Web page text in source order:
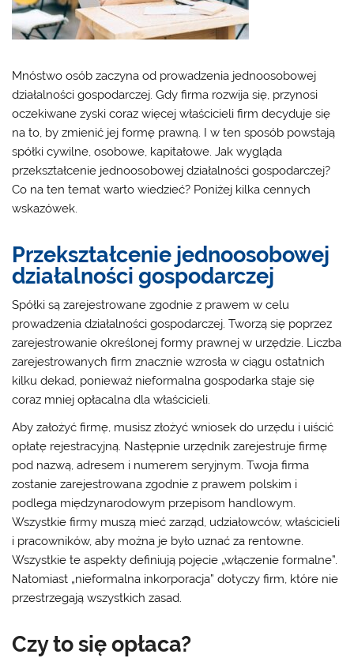
Mnóstwo osób zaczyna od prowadzenia jednoosobowej
działalności gospodarczej. Gdy firma rozwija się, przynosi
oczekiwane zyski coraz więcej właścicieli firm decyduje się
na to, by zmienić jej formę prawną. I w ten sposób powstają
spółki cywilne, osobowe, kapitałowe. Jak wygląda
przekształcenie jednoosobowej działalności gospodarczej?
Co na ten temat warto wiedzieć? Poniżej kilka cennych
wskazówek.
Przekształcenie jednoosobowej
działalności gospodarczej
Spółki są zarejestrowane zgodnie z prawem w celu
prowadzenia działalności gospodarczej. Tworzą się poprzez
zarejestrowanie określonej formy prawnej w urzędzie. Liczba
zarejestrowanych firm znacznie wzrosła w ciągu ostatnich
kilku dekad, ponieważ nieformalna gospodarka staje się
coraz mniej opłacalna dla właścicieli.
Aby założyć firmę, musisz złożyć wniosek do urzędu i uiścić
opłatę rejestracyjną. Następnie urzędnik zarejestruje firmę
pod nazwą, adresem i numerem seryjnym. Twoja firma
zostanie zarejestrowana zgodnie z prawem polskim i
podlega międzynarodowym przepisom handlowym.
Wszystkie firmy muszą mieć zarząd, udziałowców, właścicieli
i pracowników, aby można je było uznać za rentowne.
Wszystkie te aspekty definiują pojęcie „włączenie formalne”.
Natomiast „nieformalna inkorporacja” dotyczy firm, które nie
przestrzegają wszystkich zasad.
Czy to się opłaca?